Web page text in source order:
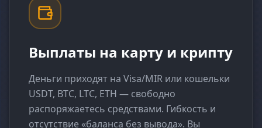
Выплаты на карту и крипту
Деньги приходят на Visa/MIR или кошельки
USDT, BTC, LTC, ETH — свободно
распоряжаетесь средствами. Гибкость и
отсутствие «баланса без вывода». Вы